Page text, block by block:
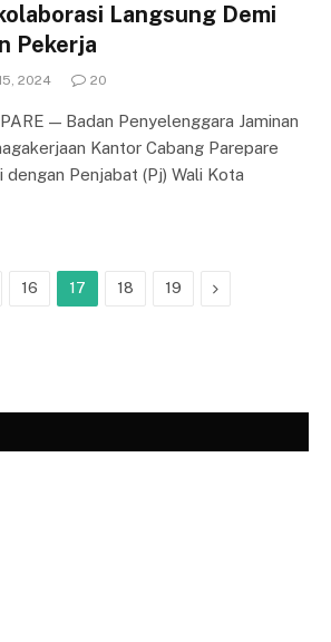
Langsung Demi
Pekerja
2024 20
— Badan Penyelenggara Jaminan
Kantor Cabang Parepare
dengan Penjabat (Pj) Wali Kota
16 17 18 19 Next